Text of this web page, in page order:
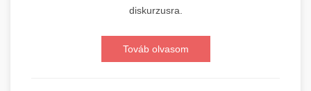
diskurzusra.
Továb olvasom